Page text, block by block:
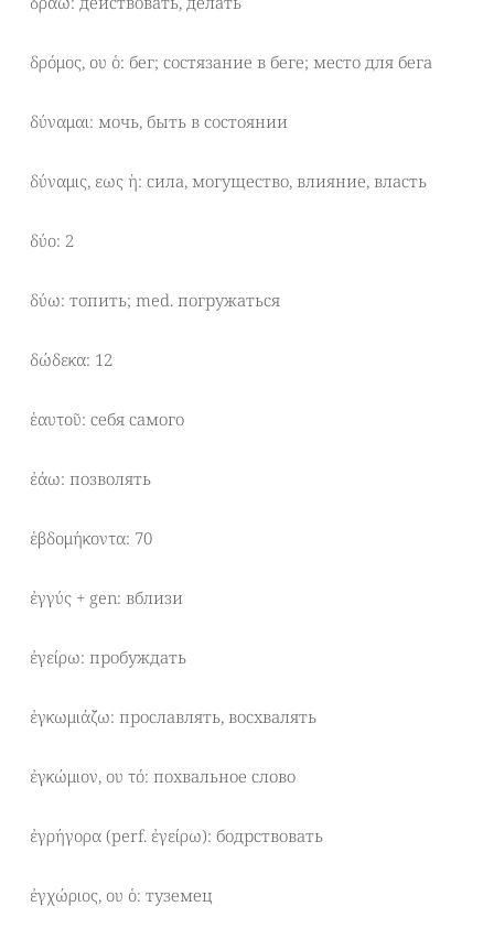
δρόμος, ου ὁ: бег; состязание в беге; место для бега
δύναμαι: мочь, быть в состоянии
δύναμις, εως ἡ: сила, могущество, влияние, власть
δύο: 2
δύω: топить; med. погружаться
δώδεκα: 12
ἑαυτοῦ: себя самого
ἐάω: позволять
ἑβδομήκοντα: 70
ἐγγύς + gen: вблизи
ἐγείρω: пробуждать
ἐγκωμιάζω: прославлять, восхвалять
ἐγκώμιον, ου τό: похвальное слово
ἐγρήγορα (perf. ἐγείρω): бодрствовать
ἐγχώριος, ου ὁ: туземец